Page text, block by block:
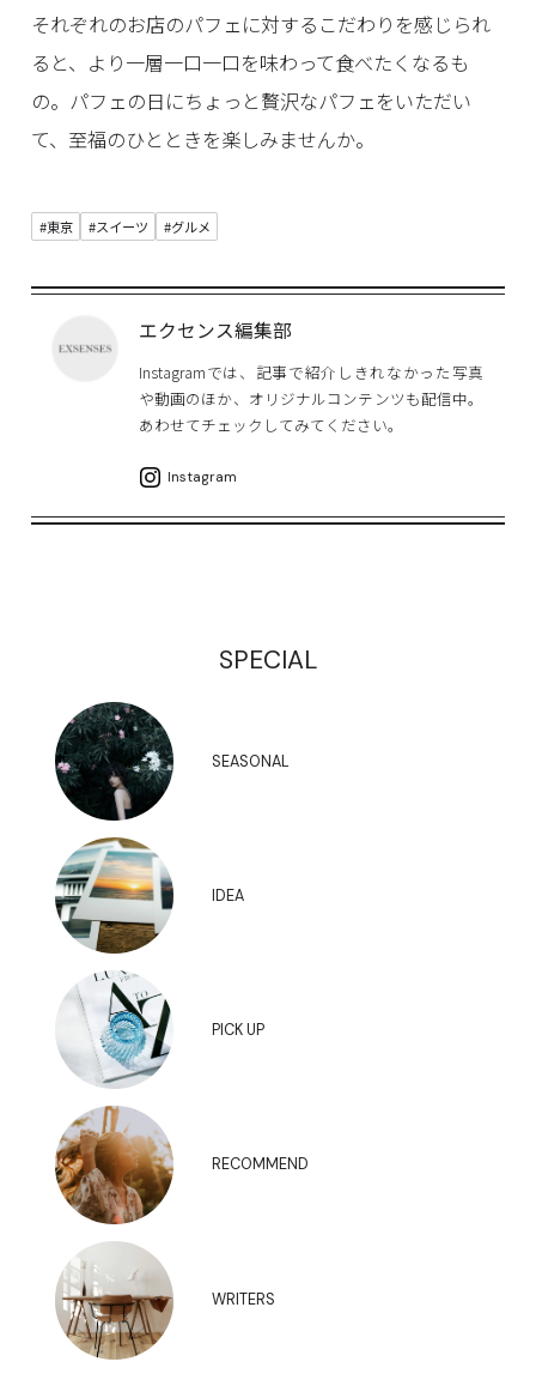
それぞれのお店のパフェに対するこだわりを感じられ
ると、より一層一口一口を味わって食べたくなるも
の。パフェの日にちょっと贅沢なパフェをいただい
て、至福のひとときを楽しみませんか。
#東京 #スイーツ #グルメ
エクセンス編集部
Instagramでは、記事で紹介しきれなかった写真
や動画のほか、オリジナルコンテンツも配信中。
あわせてチェックしてみてください。
Instagram
SPECIAL
SEASONAL
IDEA
PICK UP
RECOMMEND
WRITERS